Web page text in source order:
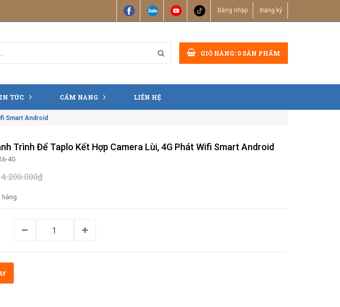
Đăng nhập Đăng ký
GIỎ HÀNG: 0 SẢN PHẨM
TỨC CẨM NANG LIÊN HỆ
Smart Android
Trình Để Taplo Kết Hợp Camera Lùi, 4G Phát Wifi Smart Android
4G
4.200.000₫
hàng